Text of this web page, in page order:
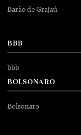
Barão de Grajaú
BBB
bbb
BOLSONARO
Bolsonaro